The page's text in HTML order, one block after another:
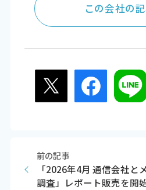
この会社の
前の記事
「2026年4月 通信会社と
調査」レポート販売を開